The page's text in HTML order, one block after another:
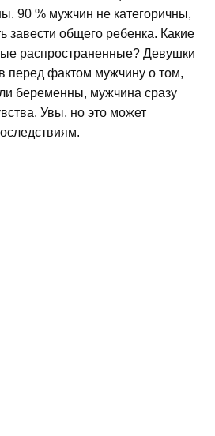
90 % мужчин не категоричны,
завести общего ребенка. Какие
распространенные? Девушки
перед фактом мужчину о том,
беременны, мужчина сразу
Увы, но это может